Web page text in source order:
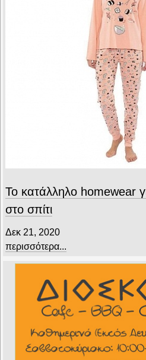
Το κατάλληλο homewear
στο σπίτι
Δεκ 21, 2020
περισσότερα...